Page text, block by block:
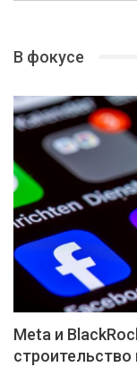
В фокусе
Meta и
строительство